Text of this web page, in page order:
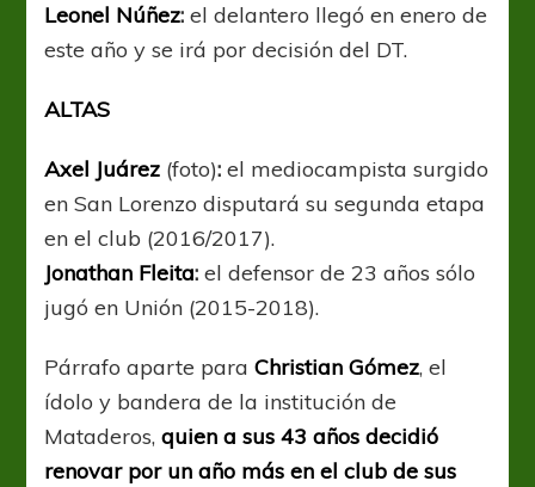
Leonel Núñez: el delantero llegó en enero de
este año y se irá por decisión del DT.
ALTAS
Axel Juárez (foto): el mediocampista surgido
en San Lorenzo disputará su segunda etapa
en el club (2016/2017).
Jonathan Fleita: el defensor de 23 años sólo
jugó en Unión (2015-2018).
Párrafo aparte paraChristian Gómez, el
ídolo y bandera de la institución de
Mataderos,quien a sus 43 años decidió
renovar por un año más en el club de sus